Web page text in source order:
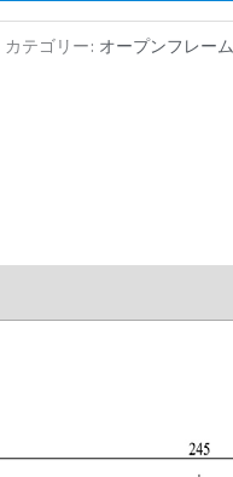
カテゴリー: オープンフレーム